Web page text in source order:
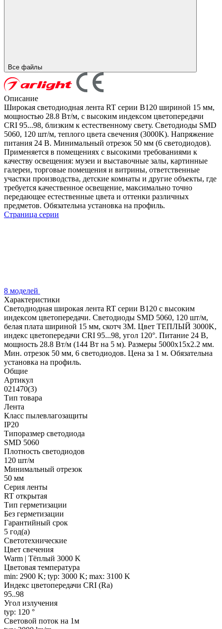
Все файлы
Описание
Широкая светодиодная лента RT серии B120 шириной 15 мм,
мощностью 28.8 Вт/м, с высоким индексом цветопередачи
CRI 95...98, близким к естественному свету. Светодиоды SMD
5060, 120 шт/м, теплого цвета свечения (3000K). Напряжение
питания 24 В. Минимальный отрезок 50 мм (6 светодиодов).
Применяется в помещениях с высокими требованиями к
качеству освещения: музеи и выставочные залы, картинные
галереи, торговые помещения и витрины, ответственные
участки производства, детские комнаты и другие объекты, где
требуется качественное освещение, максимально точно
передающее естественные цвета и оттенки различных
предметов. Обязательна установка на профиль.
Страница серии
8 моделей
Характеристики
Светодиодная широкая лента RT серии B120 с высоким
индексом цветопередачи. Светодиоды SMD 5060, 120 шт/м,
белая плата шириной 15 мм, скотч 3М. Цвет ТЕПЛЫЙ 3000K,
индекс цветопередачи CRI 95...98, угол 120°. Питание 24 В,
мощность 28.8 Вт/м (144 Вт на 5 м). Размеры 5000х15х2.2 мм.
Мин. отрезок 50 мм, 6 светодиодов. Цена за 1 м. Обязательна
установка на профиль.
Общие
Артикул
021470(3)
Тип товара
Лента
Класс пылевлагозащиты
IP20
Типоразмер светодиода
SMD 5060
Плотность светодиодов
120 шт/м
Минимальный отрезок
50 мм
Серия ленты
RT открытая
Тип герметизации
Без герметизации
Гарантийный срок
5 год(а)
Светотехнические
Цвет свечения
Warm | Тёплый 3000 K
Цветовая температура
min: 2900 K; typ: 3000 K; max: 3100 K
Индекс цветопередачи CRI (Ra)
95..98
Угол излучения
typ: 120 °
Световой поток на 1м